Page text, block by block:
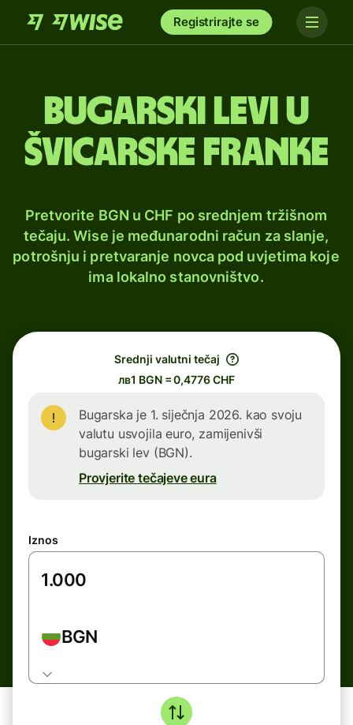
Registrirajte se
Bugarski levi u
švicarske franke
Pretvorite BGN u CHF po srednjem tržišnom
tečaju. Wise je međunarodni račun za slanje,
potrošnju i pretvaranje novca pod uvjetima koje
ima lokalno stanovništvo.
Srednji valutni tečaj
лв1 BGN = 0,4776 CHF
Bugarska je 1. siječnja 2026. kao svoju
valutu usvojila euro, zamijenivši
bugarski lev (BGN).
Provjerite tečajeve eura
Iznos
BGN